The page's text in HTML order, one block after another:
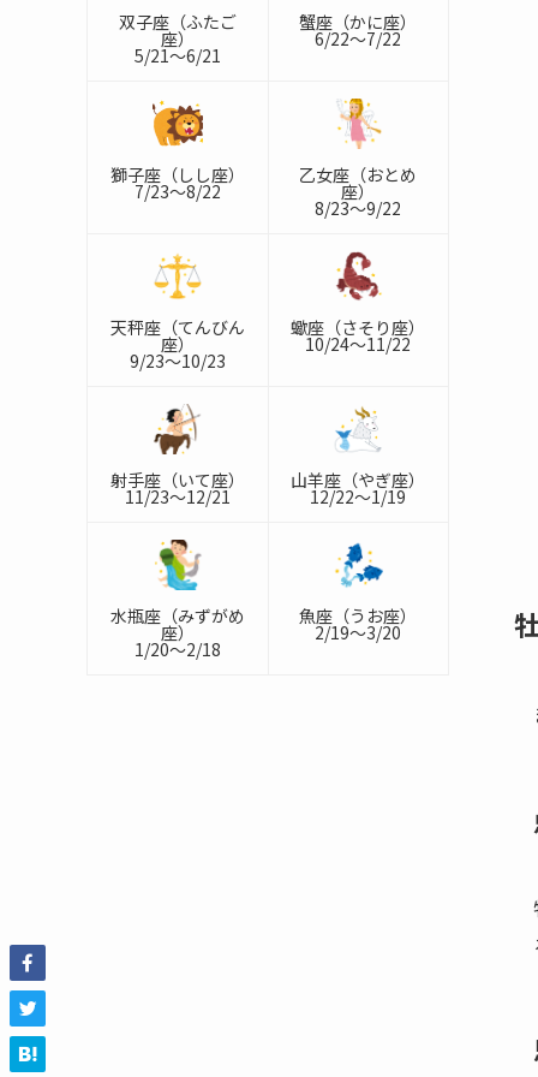
双子座（ふたご
座）
5/21～6/21
蟹座（かに座）
6/22～7/22
獅子座（しし座）
7/23～8/22
乙女座（おとめ
座）
8/23～9/22
天秤座（てんびん
座）
9/23～10/23
蠍座（さそり座）
10/24～11/22
射手座（いて座）
11/23～12/21
山羊座（やぎ座）
12/22～1/19
水瓶座（みずがめ
座）
1/20～2/18
魚座（うお座）
2/19～3/20